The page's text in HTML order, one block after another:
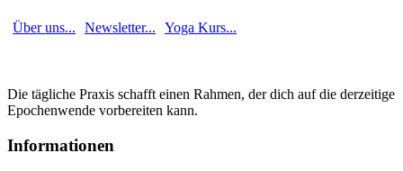
Über uns... Newsletter... Yoga Kurs...
Die tägliche Praxis schafft einen Rahmen, der dich auf die derzeitige
Epochenwende vorbereiten kann.
Informationen